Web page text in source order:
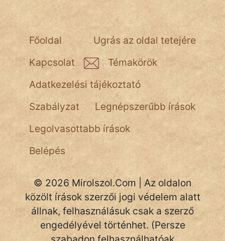
Ugrás az oldal tetejére
Főoldal
Kapcsolat
Témakörök
Adatkezelési tájékoztató
Szabályzat
Legnépszerűbb írások
Legolvasottabb írások
Belépés
© 2026 Mirolszol.Com | Az oldalon
közölt írások szerzői jogi védelem alatt
állnak, felhasználásuk csak a szerző
engedélyével történhet. (Persze